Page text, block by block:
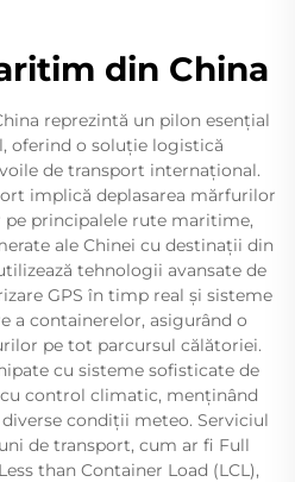
din China
reprezintă un pilon esențial
oferind o soluție logistică
de transport internațional.
implică deplasarea mărfurilor
principalele rute maritime,
ale Chinei cu destinații din
tehnologii avansate de
GPS în timp real și sisteme
a containerelor, asigurând o
pe tot parcursul călătoriei.
cu sisteme sofisticate de
control climatic, menținând
condiții meteo. Serviciul
de transport, cum ar fi Full
than Container Load (LCL),